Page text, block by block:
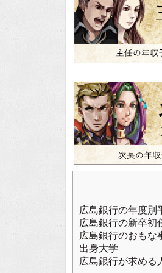
広島銀行の年度別
広島銀行の新卒初
広島銀行のおもな
出身大学
広島銀行が求める